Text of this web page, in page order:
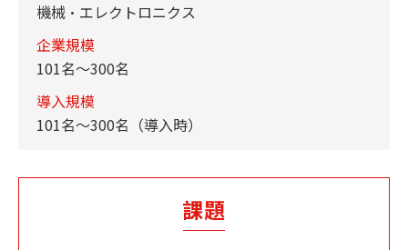
機械・エレクトロニクス
企業規模
101名～300名
導入規模
101名～300名（導入時）
課題